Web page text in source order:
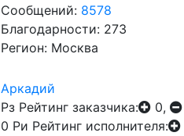
Сообщений: 8578
Благодарности: 273
Регион: Москва
Аркадий
Рз Рейтинг заказчика:
0,
0 Ри Рейтинг исполнителя: